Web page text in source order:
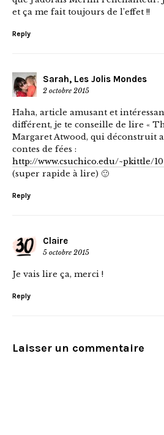
et ça me fait toujours de l’effet !!
Reply
Sarah, Les Jolis Mondes
2 octobre 2015
Haha, article amusant et
différent, je te conseille de lire «
Margaret Atwood, qui déconstruit
contes de fées :
http://www.csuchico.edu/~pkittle/
(super rapide à lire) 🙂
Reply
Claire
5 octobre 2015
Je vais lire ça, merci !
Reply
Laisser un commentaire